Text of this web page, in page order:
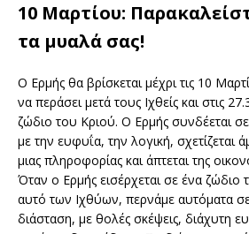
10 Μαρτίου:
τα μυαλά σας!
Ο Ερμής θα βρίσκεται μέχρι τις 10
να περάσει μετά τους Ιχθείς και στις
ζώδιο του Κριού. Ο Ερμής συνδέεται
με την ευφυΐα, την λογική, σχετίζεται
μιας πληροφορίας και άπτεται της
Όταν ο Ερμής εισέρχεται σε ένα ζώδιο
αυτό των Ιχθύων, περνάμε αυτόματα σε
διάσταση, με θολές σκέψεις, διάχυτη